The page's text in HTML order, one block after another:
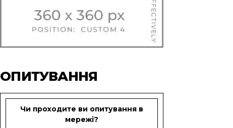
ОПИТУВАННЯ
Чи проходите ви опитування в
мережі?